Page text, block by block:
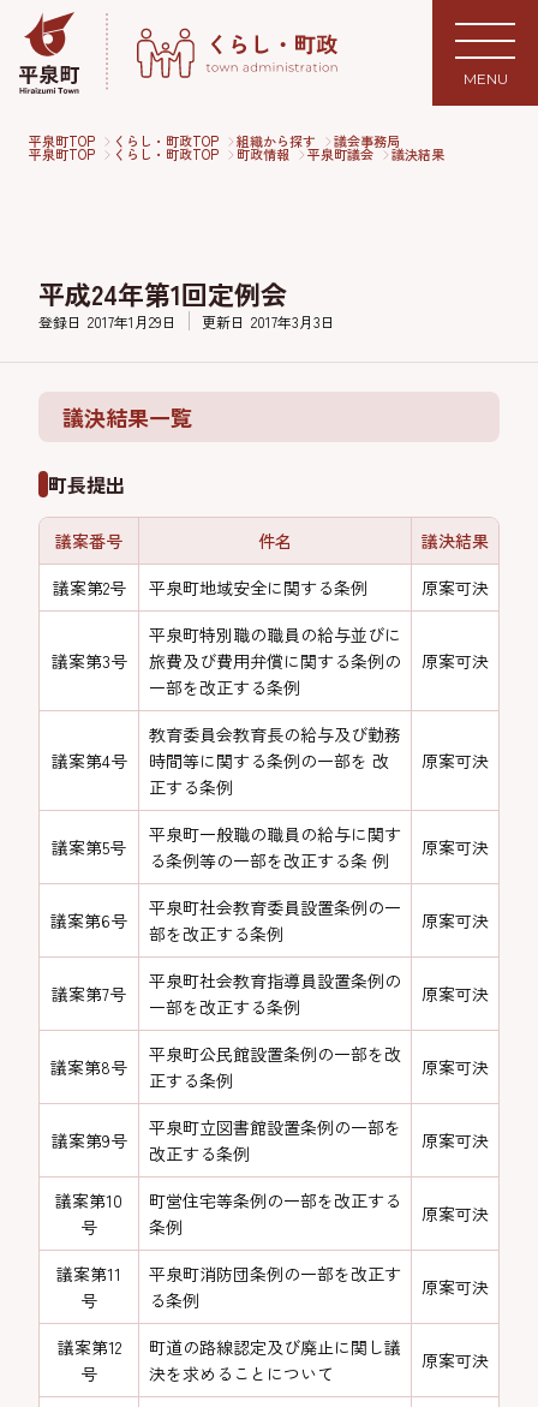
MENU
平泉町TOP くらし・町政TOP 組織から探す 議会事務局
平泉町TOP くらし・町政TOP 町政情報 平泉町議会 議決結果
平成24年第1回定例会
登録日 2017年1月29日 更新日 2017年3月3日
議決結果一覧
町長提出
議案番号 件名
議決結果
議案第2号
平泉町地域安全に関する条例 原案可決
議案第3号
平泉町特別職の職員の給与並びに
旅費及び費用弁償に関する条例の
一部を改正する条例
原案可決
議案第4号
教育委員会教育長の給与及び勤務
時間等に関する条例の一部を 改
正する条例
原案可決
議案第5号
平泉町一般職の職員の給与に関す
る条例等の一部を改正する条 例
原案可決
議案第6号
平泉町社会教育委員設置条例の一
部を改正する条例
原案可決
議案第7号
平泉町社会教育指導員設置条例の
一部を改正する条例
原案可決
議案第8号
平泉町公民館設置条例の一部を改
正する条例
原案可決
議案第9号
平泉町立図書館設置条例の一部を
改正する条例
原案可決
議案第10
号
町営住宅等条例の一部を改正する
条例
原案可決
議案第11
号
平泉町消防団条例の一部を改正す
る条例
原案可決
議案第12
号
町道の路線認定及び廃止に関し議
決を求めることについて
原案可決